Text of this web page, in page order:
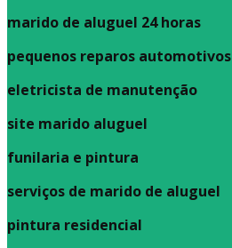
marido de aluguel 24 horas
pequenos reparos automotivos
eletricista de manutenção
site marido aluguel
funilaria e pintura
serviços de marido de aluguel
pintura residencial